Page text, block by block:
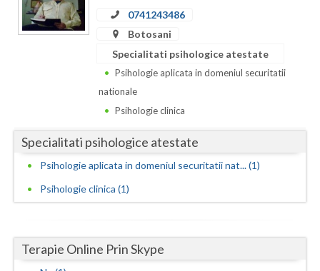
Constanta
Covasna
Giurgiu
Hunedoara
Ialomita
0741243486
Botosani
Specialitati psihologice atestate
Psihologie aplicata in domeniul securitatii
nationale
Psihologie clinica
Specialitati psihologice atestate
Psihologie aplicata in domeniul securitatii nat... (1)
Psihologie clinica (1)
Terapie Online Prin Skype